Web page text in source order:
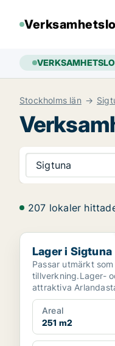
Stockholms län
Sigtuna
207 lokaler
Lager i Sigtuna
Lager i Sigtuna
Passar utmärkt
tillverkning.Lager-
attraktiva
Välkommen till en
Areal
251 m2